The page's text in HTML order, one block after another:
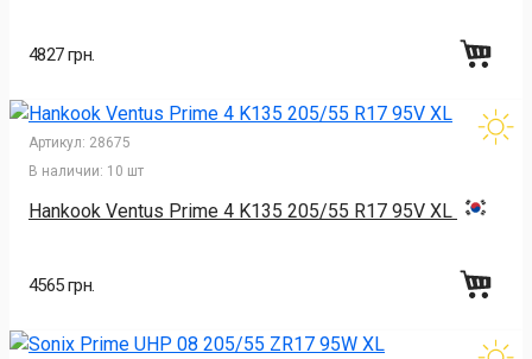
4827 грн.
Артикул: 28675
В наличии: 10 шт
Hankook Ventus Prime 4 K135 205/55 R17 95V XL
4565 грн.